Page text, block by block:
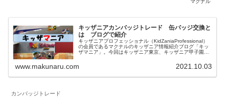
マクナル
キッザニアカンバッジトレード 缶バッジ交換と
は ブログで紹介
キッザニアプロフェッショナル（KidZaniaProfessional）
の会員であるマクナルのキッザニア情報紹介ブログ「キッ
ザマニア」。今回はキッザニア東京、キッザニア甲子園両
www.makunaru.com 2021.10.03
カンバッジトレード